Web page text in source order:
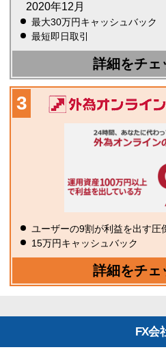
2020年12月
最大30万円キャッシュバック
最短即日取引
詳細をチェ
ユーザーの9割が利益を出す圧
15万円キャッシュバック
詳細をチェ
FX会